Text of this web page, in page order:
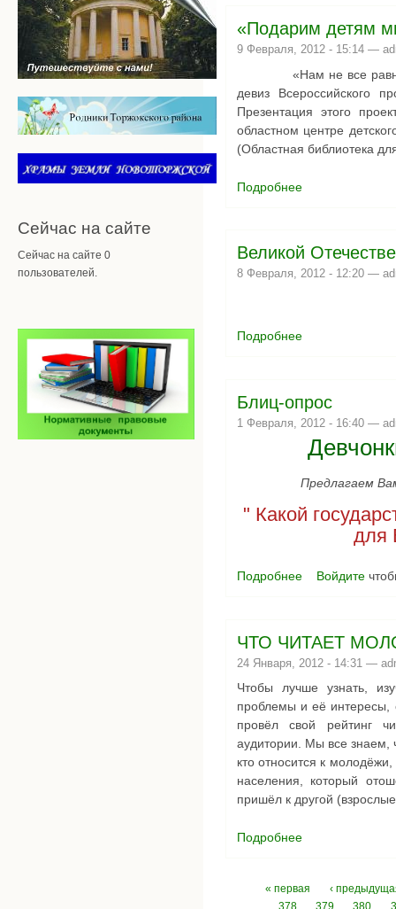
Сейчас на сайте
Сейчас на сайте 0
пользователей.
«Подарим детям
9 Февраля, 2012 - 15:14 —
«Нам не все равно,
девиз Всероссийского
Презентация этого
областном центре
(Областная библиотека
Подробнее
Великой
8 Февраля, 2012 - 12:20 —
Подробнее
Блиц-опрос
1 Февраля, 2012 - 16:40 —
Предлагаем
" Какой
для
Подробнее о Блиц-опрос
Войдите
ЧТО ЧИТАЕТ
24 Января, 2012 - 14:31 —
Чтобы лучше узнать,
проблемы и её интересы,
провёл свой рейтинг
аудитории. Мы все знаем,
кто относится к
населения, который
пришёл к другой
Подробнее
Страницы
« первая
‹